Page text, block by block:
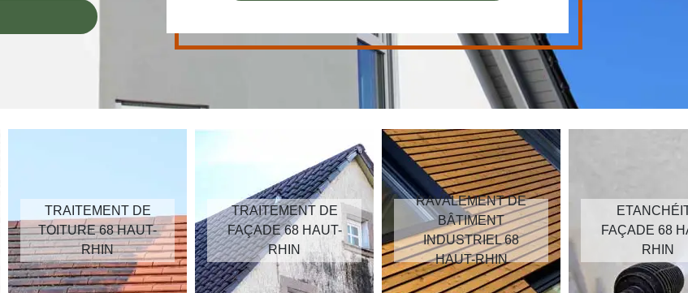
TRAITEMENT DE
TOITURE 68 HAUT-
RHIN
TRAITEMENT DE
FAÇADE 68 HAUT-
RHIN
RAVALEMENT DE
BÂTIMENT
INDUSTRIEL 68
HAUT-RHIN
FAÇADE 68
RHIN